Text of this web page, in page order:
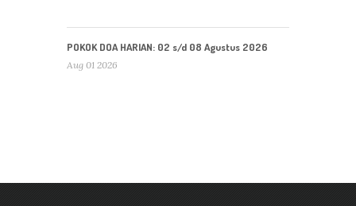
POKOK DOA HARIAN: 02 s/d 08 Agustus 2026
Aug 01 2026